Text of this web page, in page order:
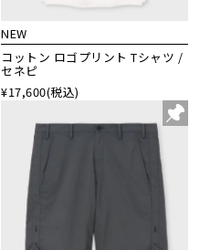
NEW
コットン ロゴプリント Tシャツ /
セネピ
¥17,600(税込)